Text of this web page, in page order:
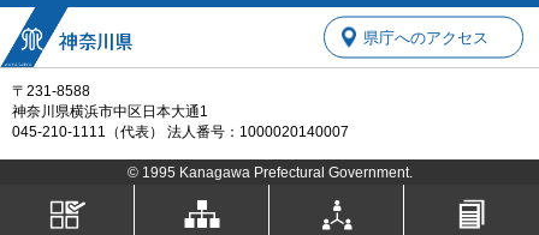
〒231-8588
神奈川県横浜市中区日本大通1
045-210-1111（代表） 法人番号：1000020140007
県庁へのアクセス
© 1995 Kanagawa Prefectural Government.